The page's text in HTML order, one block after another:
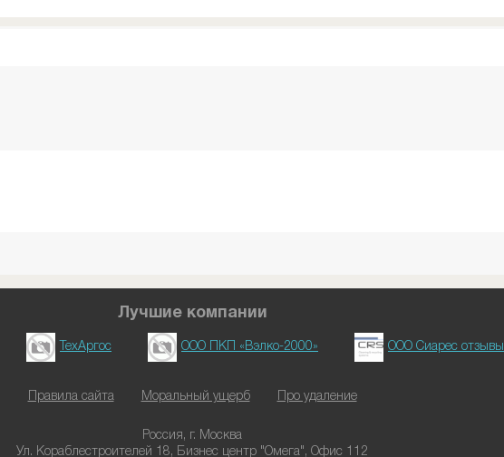
Лучшие компании
ТехАргос ООО ПКП «Вэлко-2000» ООО Сиарес отзывы
Правила сайта Моральный ущерб Про удаление
Россия, г. Москва
Ул. Кораблестроителей 18, Бизнес центр "Омега", Офис 112